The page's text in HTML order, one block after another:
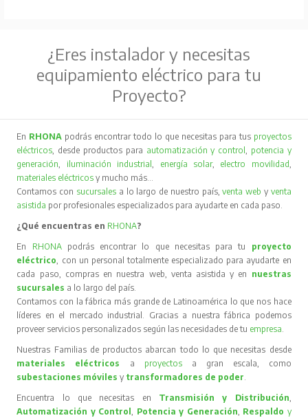
¿Eres instalador y necesitas
equipamiento eléctrico para tu
Proyecto?
En RHONA podrás encontrar todo lo que necesitas para tus proyectos
eléctricos , desde productos para automatización y control
potencia y
generación
iluminación industrial energía solar, electro movilidad
materiales eléctricos y mucho más…
Contamos con sucursales a lo largo de nuestro país,venta web y venta
asistida por profesionales especializados para ayudarte en cada paso.
¿Qué encuentras en RHONA?
En RHONA podrás encontrar lo que necesitas para tu proyecto
eléctrico , con un personal totalmente especializado para ayudarte en
cada paso, compras en nuestra web, venta asistida y en nuestras
sucursales a lo largo del país.
Contamos con la fábrica más grande de Latinoamérica lo que nos hace
líderes en el mercado industrial. Gracias a nuestra fábrica podemos
proveer servicios personalizados según las necesidades de tu empresa
Nuestras Familias de productos abarcan todo lo que necesitas desde
materiales eléctricos
a proyectos
a gran escala, como
subestaciones móvilesy transformadores de poder
Encuentra lo que necesitas en Transmisión y Distribución
Automatización y Control
Potencia y Generación Respaldo y